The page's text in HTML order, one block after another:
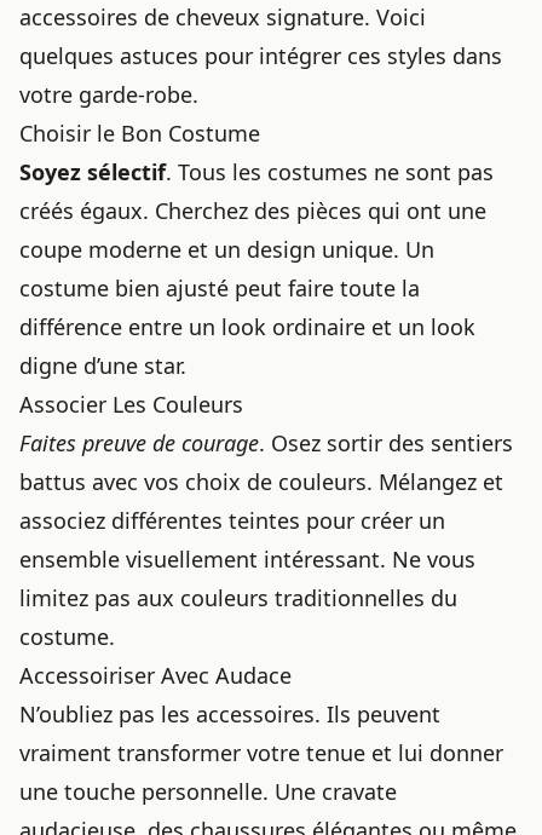
accessoires de cheveux signature. Voici
quelques astuces pour intégrer ces styles dans
votre garde-robe.
Choisir le Bon Costume
Soyez sélectif. Tous les costumes ne sont pas
créés égaux. Cherchez des pièces qui ont une
coupe moderne et un design unique. Un
costume bien ajusté peut faire toute la
différence entre un look ordinaire et un look
digne d’une star.
Associer Les Couleurs
Faites preuve de courage. Osez sortir des sentiers
battus avec vos choix de couleurs. Mélangez et
associez différentes teintes pour créer un
ensemble visuellement intéressant. Ne vous
limitez pas aux couleurs traditionnelles du
costume.
Accessoiriser Avec Audace
N’oubliez pas les accessoires. Ils peuvent
vraiment transformer votre tenue et lui donner
une touche personnelle. Une cravate